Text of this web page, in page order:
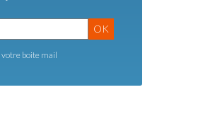
OK
votre boite mail